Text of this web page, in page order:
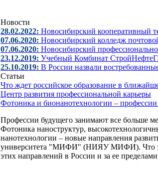
Новости
28.02.2022: Новосибирский кооперативный
07.06.2020: Новосибирский колледж
07.06.2020: Новосибирский
23.12.2019: Учебный Комбинат
25.10.2019: В России назвали
Статьи
Что ждет российское образование в
Центр развития профессиональной карьеры
Фотоника и бионанотехнологии –
Профессии будущего занимают все больше
Фотоника наноструктур,
нанотехнологии – новые направления
университета "МИФИ" (НИЯУ МИФИ). Что
этих направлений в России и за ее